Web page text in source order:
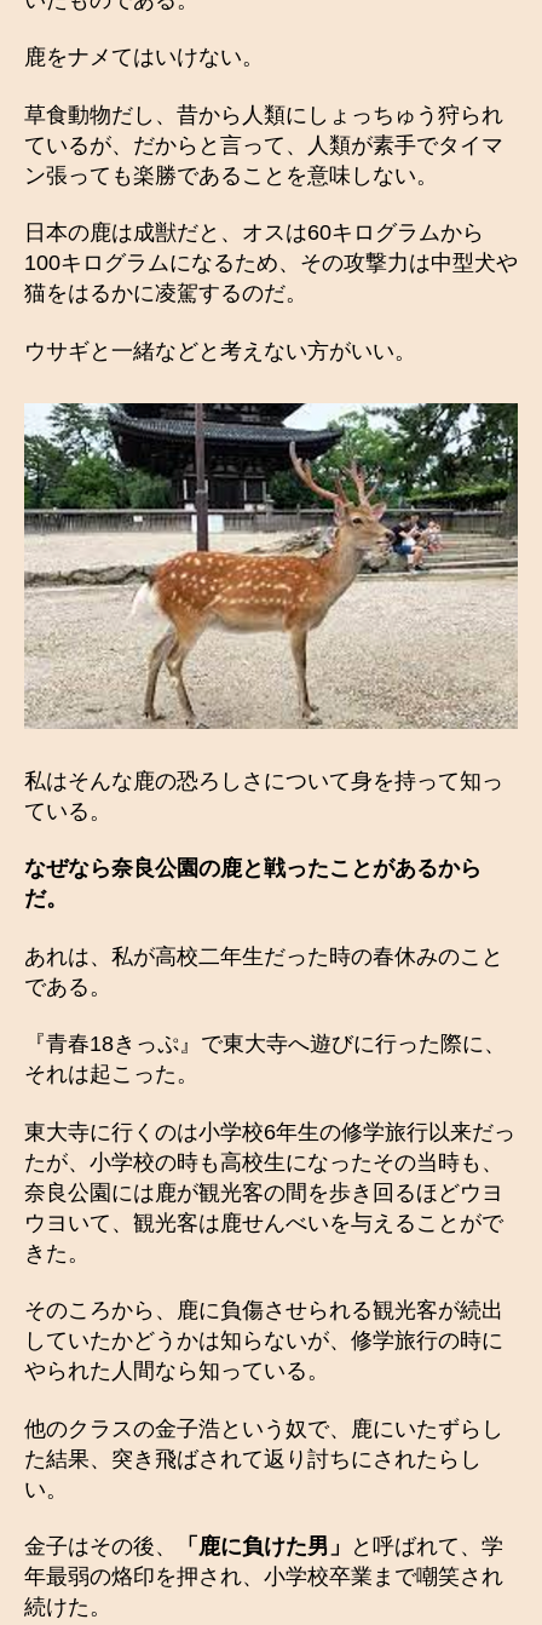
鹿をナメてはいけない。
草食動物だし、昔から人類にしょっちゅう狩られ
ているが、だからと言って、人類が素手でタイマ
ン張っても楽勝であることを意味しない。
日本の鹿は成獣だと、オスは60キログラムから
100キログラムになるため、その攻撃力は中型犬や
猫をはるかに凌駕するのだ。
ウサギと一緒などと考えない方がいい。
私はそんな鹿の恐ろしさについて身を持って知っ
ている。
なぜなら奈良公園の鹿と戦ったことがあるから
だ。
あれは、私が高校二年生だった時の春休みのこと
である。
『青春18きっぷ』で東大寺へ遊びに行った際に、
それは起こった。
東大寺に行くのは小学校6年生の修学旅行以来だっ
たが、小学校の時も高校生になったその当時も、
奈良公園には鹿が観光客の間を歩き回るほどウヨ
ウヨいて、観光客は鹿せんべいを与えることがで
きた。
そのころから、鹿に負傷させられる観光客が続出
していたかどうかは知らないが、修学旅行の時に
やられた人間なら知っている。
他のクラスの金子浩という奴で、鹿にいたずらし
た結果、突き飛ばされて返り討ちにされたらし
い。
金子はその後、 「鹿に負けた男」
と呼ばれて、学
年最弱の烙印を押され、小学校卒業まで嘲笑され
続けた。